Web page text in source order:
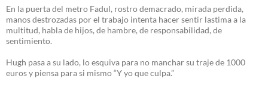
En la puerta del metro Fadul, rostro demacrado, mirada perdida,
manos destrozadas por el trabajo intenta hacer sentir lastima a la
multitud, habla de hijos, de hambre, de responsabilidad, de
sentimiento.
Hugh pasa a su lado, lo esquiva para no manchar su traje de 1000
euros y piensa para si mismo “Y yo que culpa.”